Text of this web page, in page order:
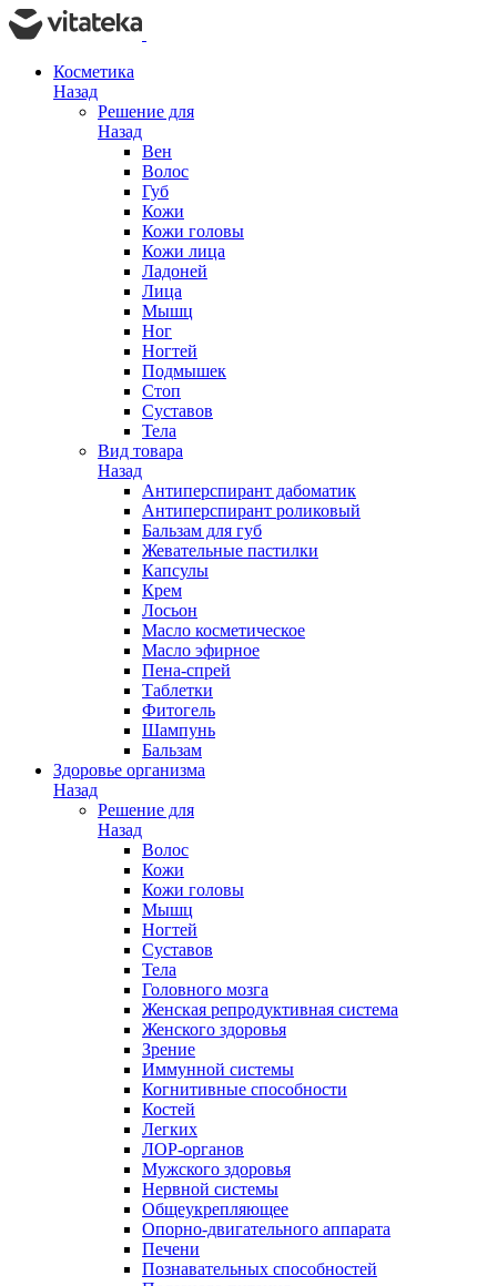
Косметика
Назад
Решение для
Назад
Вен
Волос
Губ
Кожи
Кожи головы
Кожи лица
Ладоней
Лица
Мышц
Ног
Ногтей
Подмышек
Стоп
Суставов
Тела
Вид товара
Назад
Антиперспирант дабоматик
Антиперспирант роликовый
Бальзам для губ
Жевательные пастилки
Капсулы
Крем
Лосьон
Масло косметическое
Масло эфирное
Пена-спрей
Таблетки
Фитогель
Шампунь
Бальзам
Здоровье организма
Назад
Решение для
Назад
Волос
Кожи
Кожи головы
Мышц
Ногтей
Суставов
Тела
Головного мозга
Женская репродуктивная система
Женского здоровья
Зрение
Иммунной системы
Когнитивные способности
Костей
Легких
ЛОР-органов
Мужского здоровья
Нервной системы
Общеукрепляющее
Опорно-двигательного аппарата
Печени
Познавательных способностей